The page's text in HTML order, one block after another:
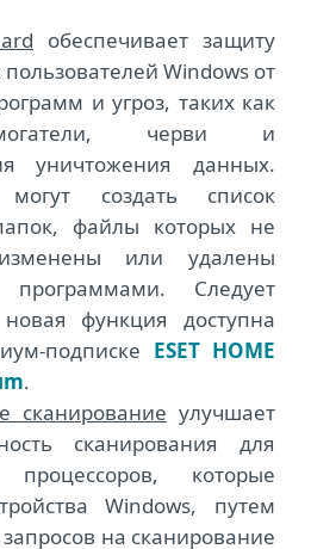
обеспечивает защиту
Windows от
и угроз, таких как
черви и
уничтожения данных.
могут создать список
файлы которых не
или удалены
Следует
функция доступна
подписке ESET HOME
.
сканирование улучшает
сканирования для
процессоров, которые
Windows, путем
на сканирование